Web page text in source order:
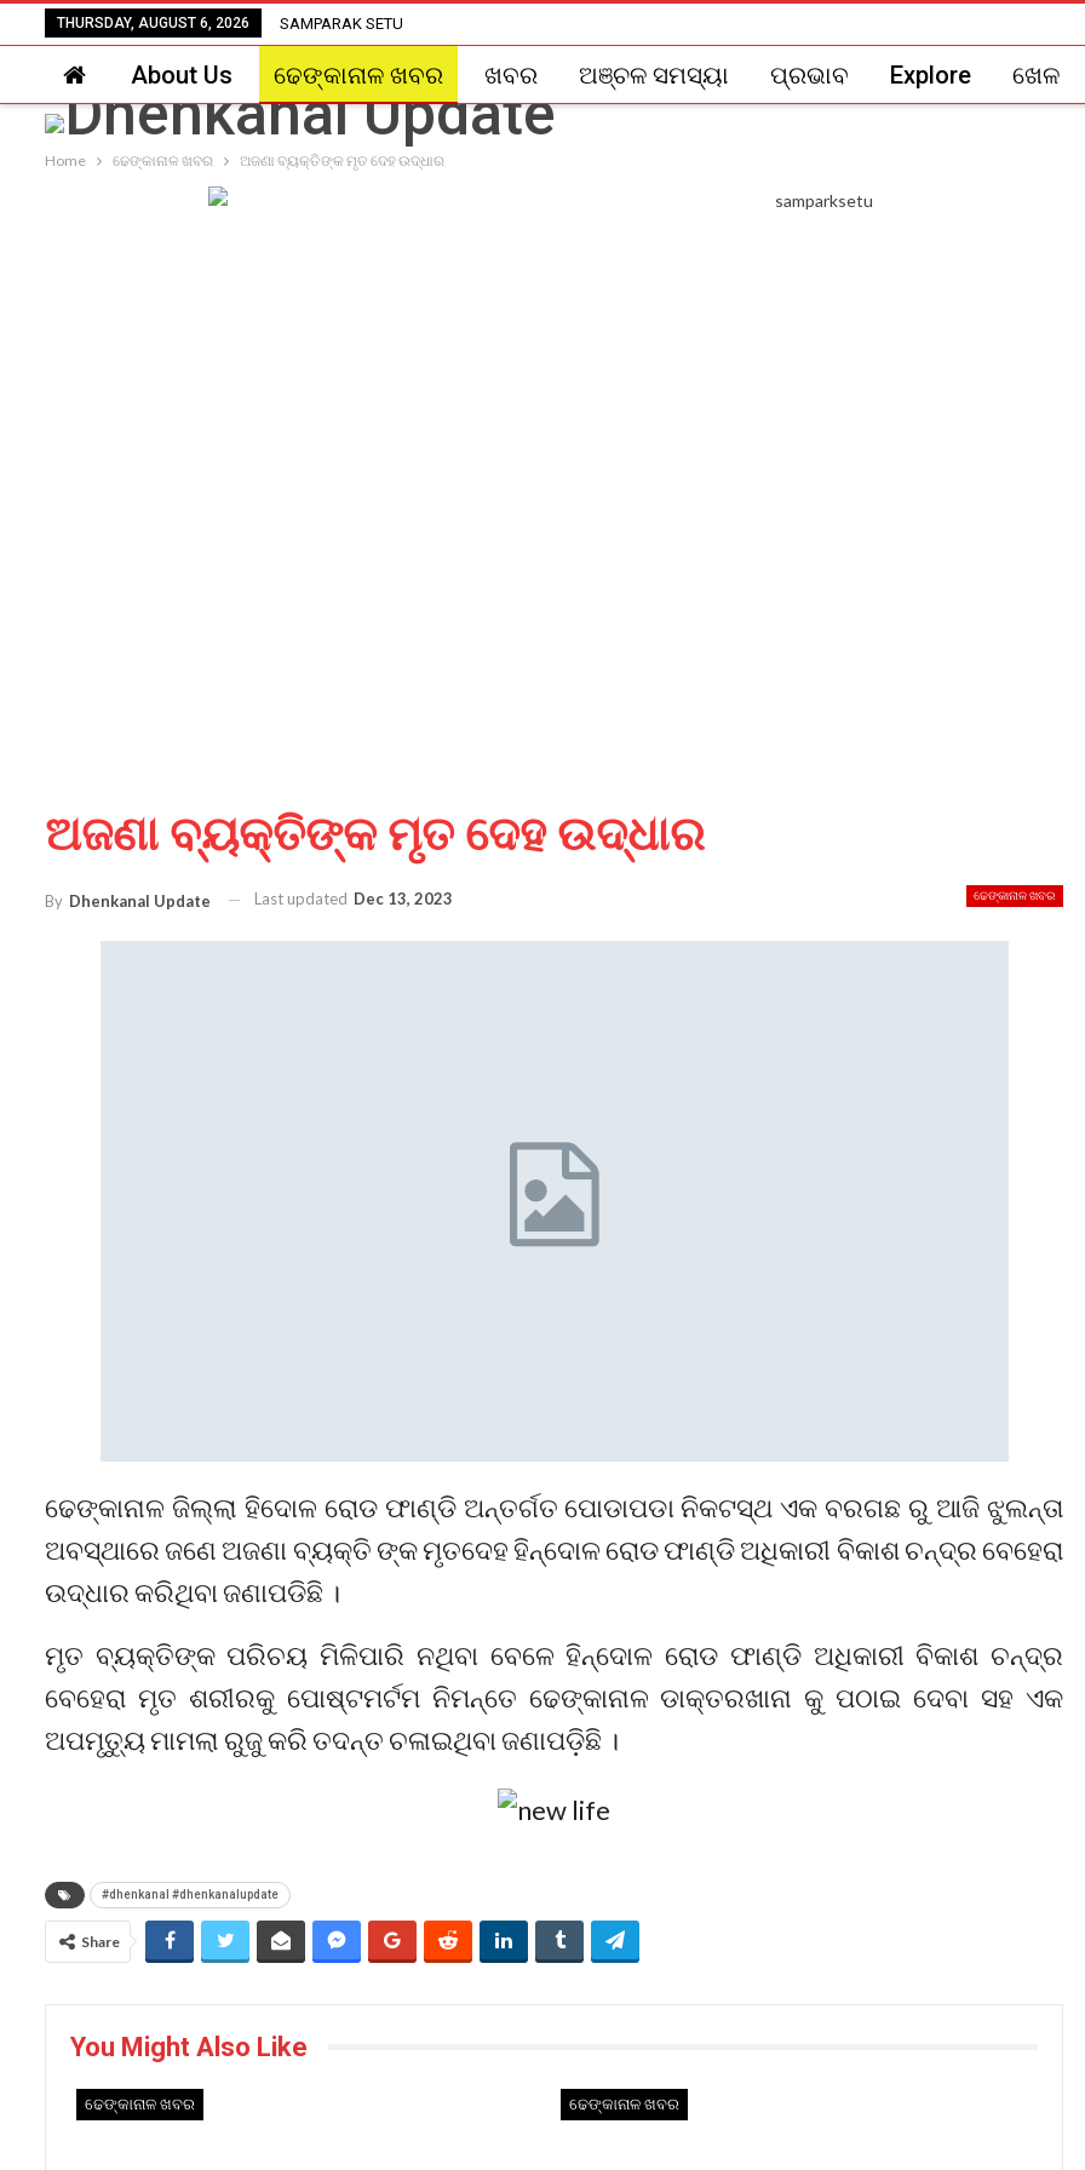
THURSDAY, AUGUST 6, 2026 SAMPARAK SETU
About Us ଢେଙ୍କାନାଳ ଖବର ଖବର ଅଞ୍ଚଳ ସମସ୍ୟା ପ୍ରଭାବ Explore ଖେଳ
Home ଢେଙ୍କାନାଳ ଖବର ଅଜଣା ବ୍ୟକ୍ତିଙ୍କ ମୃତ ଦେହ ଉଦ୍ଧାର
ଅଜଣା ବ୍ୟକ୍ତିଙ୍କ ମୃତ ଦେହ ଉଦ୍ଧାର
ଢେଙ୍କାନାଳ ଖବର
By Dhenkanal Update Last updated Dec 13, 2023
ଢେଙ୍କାନାଳ ଜିଲ୍ଲା ହିଦୋଳ ରୋଡ ଫାଣ୍ଡି ଅନ୍ତର୍ଗତ ପୋଡାପଡା ନିକଟସ୍ଥ ଏକ ବରଗଛ ରୁ ଆଜି ଝୁଲନ୍ତା
ଅବସ୍ଥାରେ ଜଣେ ଅଜଣା ବ୍ୟକ୍ତି ଙ୍କ ମୃତଦେହ ହିନ୍ଦୋଳ ରୋଡ ଫାଣ୍ଡି ଅଧିକାରୀ ବିକାଶ ଚନ୍ଦ୍ର ବେହେରା
ଉଦ୍ଧାର କରିଥିବା ଜଣାପଡିଛି ।
ମୃତ ବ୍ୟକ୍ତିଙ୍କ ପରିଚୟ ମିଳିପାରି ନଥିବା ବେଳେ ହିନ୍ଦୋଳ ରୋଡ ଫାଣ୍ଡି ଅଧିକାରୀ ବିକାଶ ଚନ୍ଦ୍ର
ବେହେରା ମୃତ ଶରୀରକୁ ପୋଷ୍ଟମର୍ଟମ ନିମନ୍ତେ ଢେଙ୍କାନାଳ ଡାକ୍ତରଖାନା କୁ ପଠାଇ ଦେବା ସହ ଏକ
ଅପମୃତ୍ୟୁ ମାମଲା ରୁଜୁ କରି ତଦନ୍ତ ଚଳାଇଥିବା ଜଣାପଡ଼ିଛି ।
#dhenkanal #dhenkanalupdate
Share
You Might Also Like
ଢେଙ୍କାନାଳ ଖବର ଢେଙ୍କାନାଳ ଖବର